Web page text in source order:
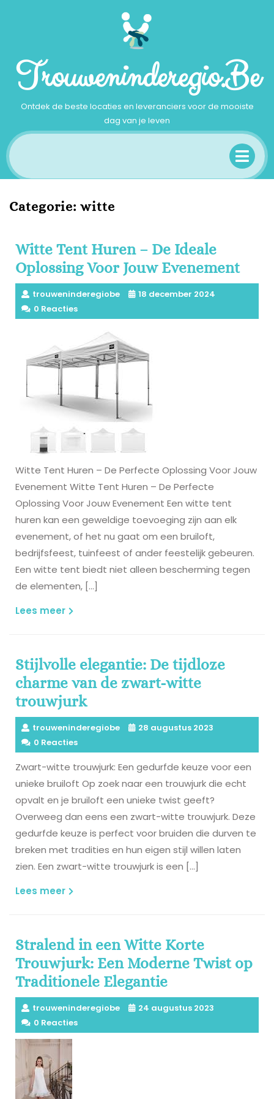
Trouweninderegio.be
Ontdek de beste locaties en leveranciers voor de mooiste
dag van je leven
Categorie: witte
Witte Tent Huren – De Ideale
Oplossing Voor Jouw Evenement
trouweninderegiobe
18 december 2024
0 Reacties
Witte Tent Huren – De Perfecte Oplossing Voor Jouw
Evenement Witte Tent Huren – De Perfecte
Oplossing Voor Jouw Evenement Een witte tent
huren kan een geweldige toevoeging zijn aan elk
evenement, of het nu gaat om een bruiloft,
bedrijfsfeest, tuinfeest of ander feestelijk gebeuren.
Een witte tent biedt niet alleen bescherming tegen
de elementen, […]
Lees meer Lees
Stijlvolle elegantie: De tijdloze
charme van de zwart-witte
trouwjurk
trouweninderegiobe
28 augustus 2023
0 Reacties
Zwart-witte trouwjurk: Een gedurfde keuze voor een
unieke bruiloft Op zoek naar een trouwjurk die echt
opvalt en je bruiloft een unieke twist geeft?
Overweeg dan eens een zwart-witte trouwjurk. Deze
gedurfde keuze is perfect voor bruiden die durven te
breken met tradities en hun eigen stijl willen laten
zien. Een zwart-witte trouwjurk is een […]
Lees meer Lees
Stralend in een Witte Korte
Trouwjurk: Een Moderne Twist op
Traditionele Elegantie
trouweninderegiobe
24 augustus 2023
0 Reacties